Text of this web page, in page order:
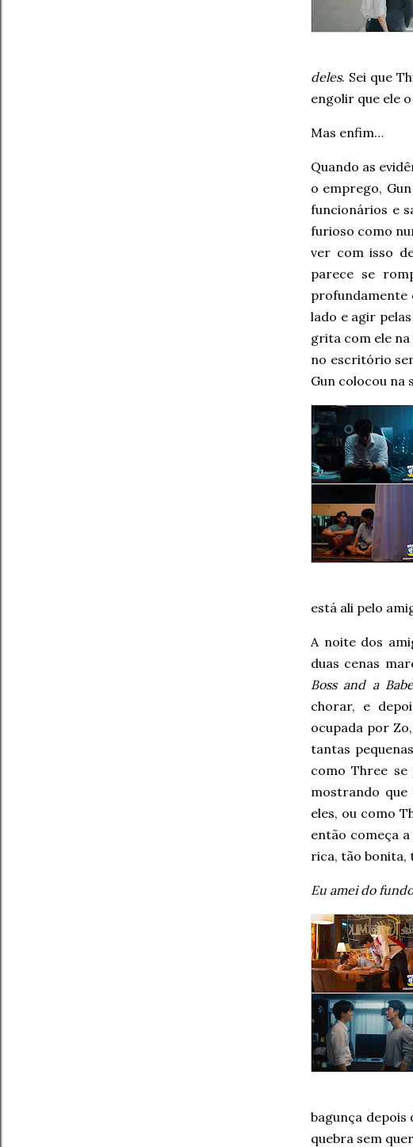
deles. Sei que
engolir que ele
Mas enfim…
Quando as
o emprego,
funcionários e
furioso como
ver com isso
parece se
profundamente
lado e agir
grita com ele
no escritório
Gun colocou na
está ali pelo
A noite dos
duas cenas
Boss and a
chorar, e
ocupada por
tantas
como Three se
mostrando
eles, ou como
então começa
rica, tão bonita,
Eu amei do
bagunça depois
quebra sem